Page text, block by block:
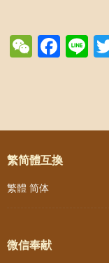
Post
繁简體互換
繁體 简体
微信奉献